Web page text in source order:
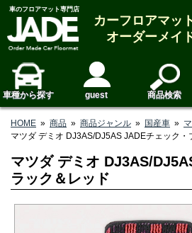
車のフロアマット専門店
カーフロアマッ
オーダーメイ
車種から探す guest 商品検索
HOME » 商品 » 商品ジャンル » 国産車 »
マツダ デミオ DJ3AS/DJ5AS JADEチェック・
マツダ デミオ DJ3AS/
ラック＆レッド